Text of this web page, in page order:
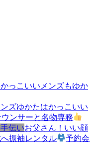
っこいいメンズもゆか
ンズゆかたはかっこいい
ンサーと名物専務
伝いお父さん！いい顔
振袖レンタル
予約会